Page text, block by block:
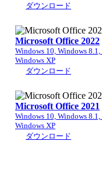
ダウンロード
Microsoft Office 2022
Windows 10, Windows
Windows XP
ダウンロード
Microsoft Office 2021
Windows 10, Windows
Windows XP
ダウンロード